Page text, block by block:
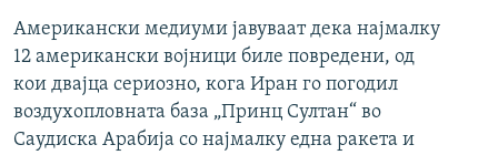
Американски медиуми јавуваат дека најмалку
12 американски војници биле повредени, од
кои двајца сериозно, кога Иран го погодил
воздухопловната база „Принц Султан“ во
Саудиска Арабија со најмалку една ракета и